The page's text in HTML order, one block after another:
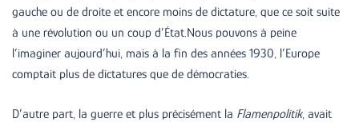
gauche ou de droite et encore moins de dictature, que ce soit suite
à une révolution ou un coup d’État.Nous pouvons à peine
l’imaginer aujourd’hui, mais à la fin des années 1930, l’Europe
comptait plus de dictatures que de démocraties.
D’autre part, la guerre et plus précisément la Flamenpolitik, avait